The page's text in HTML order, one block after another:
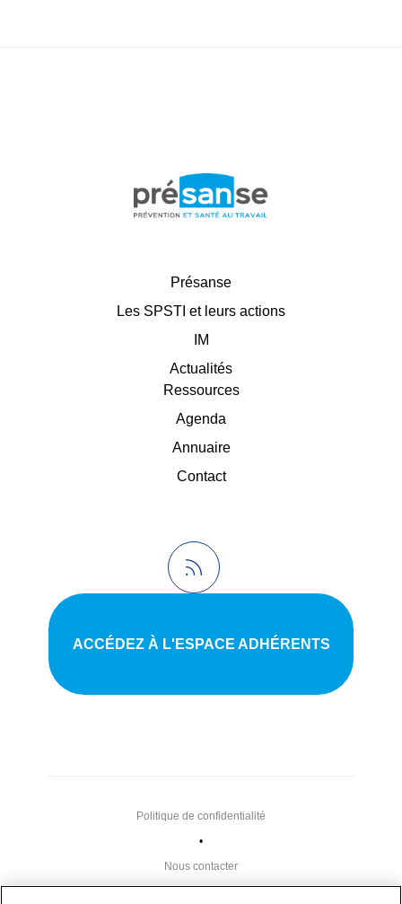
Présanse
Les SPSTI et leurs actions
IM
Actualités
Ressources
Agenda
Annuaire
Contact
ACCÉDEZ À L'ESPACE ADHÉRENTS
Nous contacter
•
Politique de confidentialité